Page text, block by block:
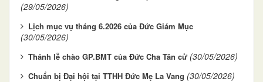
(29/05/2026)
Lịch mục vụ tháng 6.2026 của Đức Giám Mục
(30/05/2026)
Thánh lễ chào GP.BMT của Đức Cha Tân cử (30/05/2026)
Chuẩn bị Đại hội tại TTHH Đức Mẹ La Vang (30/05/2026)